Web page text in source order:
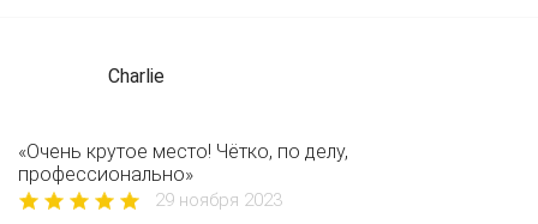
Charlie
«Очень крутое место! Чётко, по делу,
профессионально»
29 ноября 2023